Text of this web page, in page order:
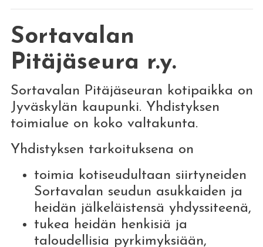
Sortavalan
Pitäjäseura r.y.
Sortavalan Pitäjäseuran kotipaikka on
Jyväskylän kaupunki. Yhdistyksen
toimialue on koko valtakunta.
Yhdistyksen tarkoituksena on
toimia kotiseudultaan siirtyneiden
Sortavalan seudun asukkaiden ja
heidän jälkeläistensä yhdyssiteenä,
tukea heidän henkisiä ja
taloudellisia pyrkimyksiään,